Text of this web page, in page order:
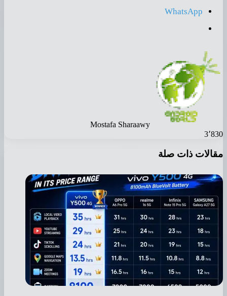
WhatsApp
Mostafa Sharaawy
3٬830
مقالات ذات صلة